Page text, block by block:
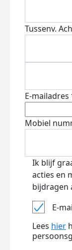
Tussenv.
E-mailadres
Mobiel
Ik blijf
acties en
bijdragen
E-
Lees hier